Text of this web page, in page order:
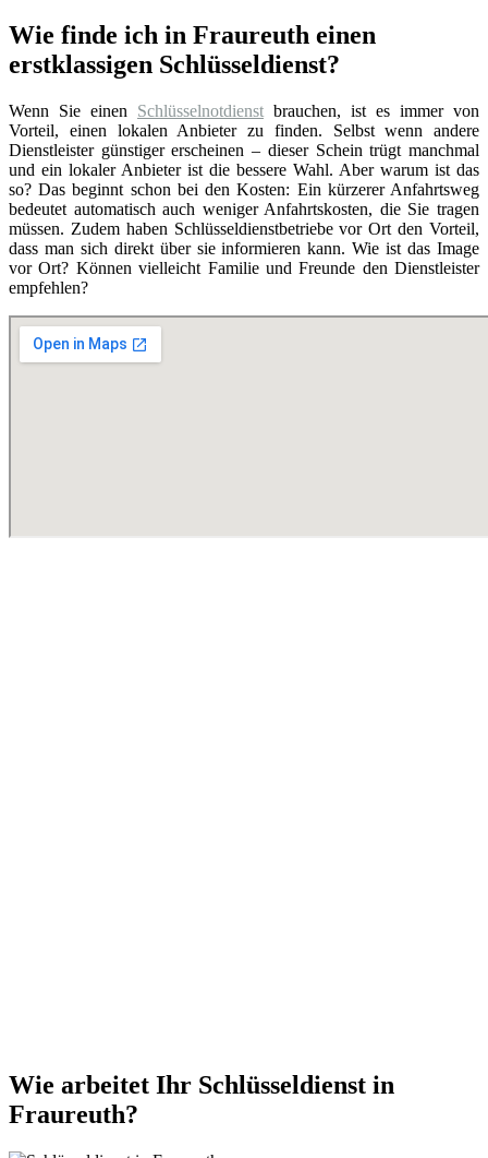
Wie finde ich in Fraureuth einen
erstklassigen Schlüsseldienst?
Wenn Sie einen Schlüsselnotdienst brauchen, ist es immer von
Vorteil, einen lokalen Anbieter zu finden. Selbst wenn andere
Dienstleister günstiger erscheinen – dieser Schein trügt manchmal
und ein lokaler Anbieter ist die bessere Wahl. Aber warum ist das
so? Das beginnt schon bei den Kosten: Ein kürzerer Anfahrtsweg
bedeutet automatisch auch weniger Anfahrtskosten, die Sie tragen
müssen. Zudem haben Schlüsseldienstbetriebe vor Ort den Vorteil,
dass man sich direkt über sie informieren kann. Wie ist das Image
vor Ort? Können vielleicht Familie und Freunde den Dienstleister
empfehlen?
Wie arbeitet Ihr Schlüsseldienst in
Fraureuth?